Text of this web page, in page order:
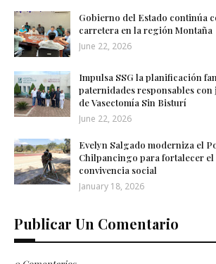
Gobierno del Estado continúa
carretera en la región Montaña
June 22, 2026
Impulsa SSG la planificación
paternidades responsables
de Vasectomía Sin Bisturí
June 22, 2026
Evelyn Salgado moderniza el
Chilpancingo para fortalecer el
convivencia social
January 18, 2026
Publicar Un Comentario